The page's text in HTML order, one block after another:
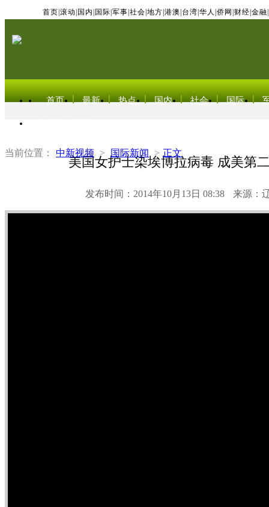
首页 滚动 国内 国际 军事 社会 地方 港澳 台湾 华人 侨网 财经 金融
首页 最新 热点 国内 社会 国际
当前位置： 中新视频 > 国际新闻 > 正文
美国女护士染埃博拉病毒 成美第
发布时间：2014年10月13日 08:38 来源：